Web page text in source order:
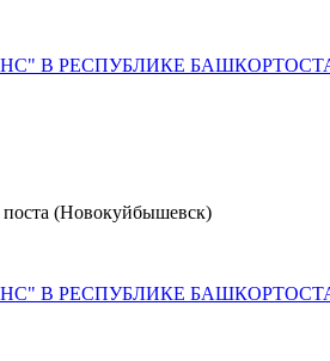
В РЕСПУБЛИКЕ
(Новокуйбышевск)
В РЕСПУБЛИКЕ